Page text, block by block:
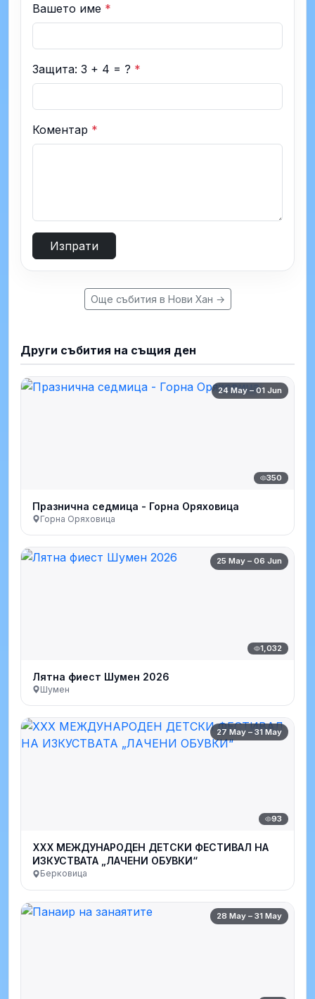
Вашето име *
Защита: 3 + 4 = ? *
Коментар *
Изпрати
Още събития в Нови Хан →
Други събития на същия ден
24 May – 01 Jun
350
Празнична седмица - Горна Оряховица
Горна Оряховица
25 May – 06 Jun
1,032
Лятна фиест Шумен 2026
Шумен
27 May – 31 May
93
XXX МЕЖДУНАРОДЕН ДЕТСКИ ФЕСТИВАЛ НА
ИЗКУСТВАТА „ЛАЧЕНИ ОБУВКИ“
Берковица
28 May – 31 May